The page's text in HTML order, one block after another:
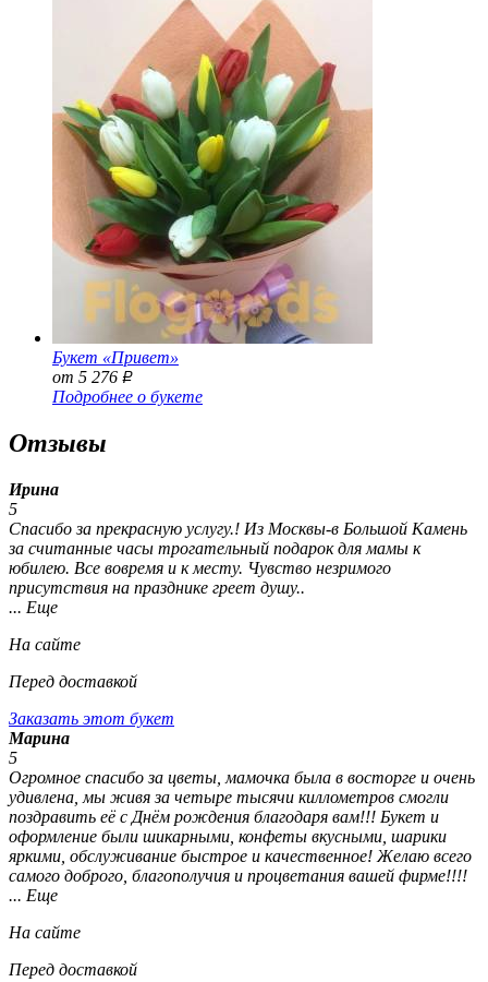
Букет «Привет»
от 5 276 Р
Подробнее о букете
Отзывы
Ирина
5
Спасибо за прекрасную услугу.! Из Москвы-в Большой Камень
за считанные часы трогательный подарок для мамы к
юбилею. Все вовремя и к месту. Чувство незримого
присутствия на празднике греет душу..
... Еще
На сайте
Перед доставкой
Заказать этот букет
Марина
5
Огромное спасибо за цветы, мамочка была в восторге и очень
удивлена, мы живя за четыре тысячи киллометров смогли
поздравить её с Днём рождения благодаря вам!!! Букет и
оформление были шикарными, конфеты вкусными, шарики
яркими, обслуживание быстрое и качественное! Желаю всего
самого доброго, благополучия и процветания вашей фирме!!!!
... Еще
На сайте
Перед доставкой